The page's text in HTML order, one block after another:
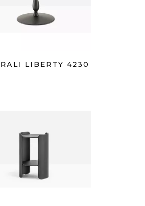
LIBERTY 4230